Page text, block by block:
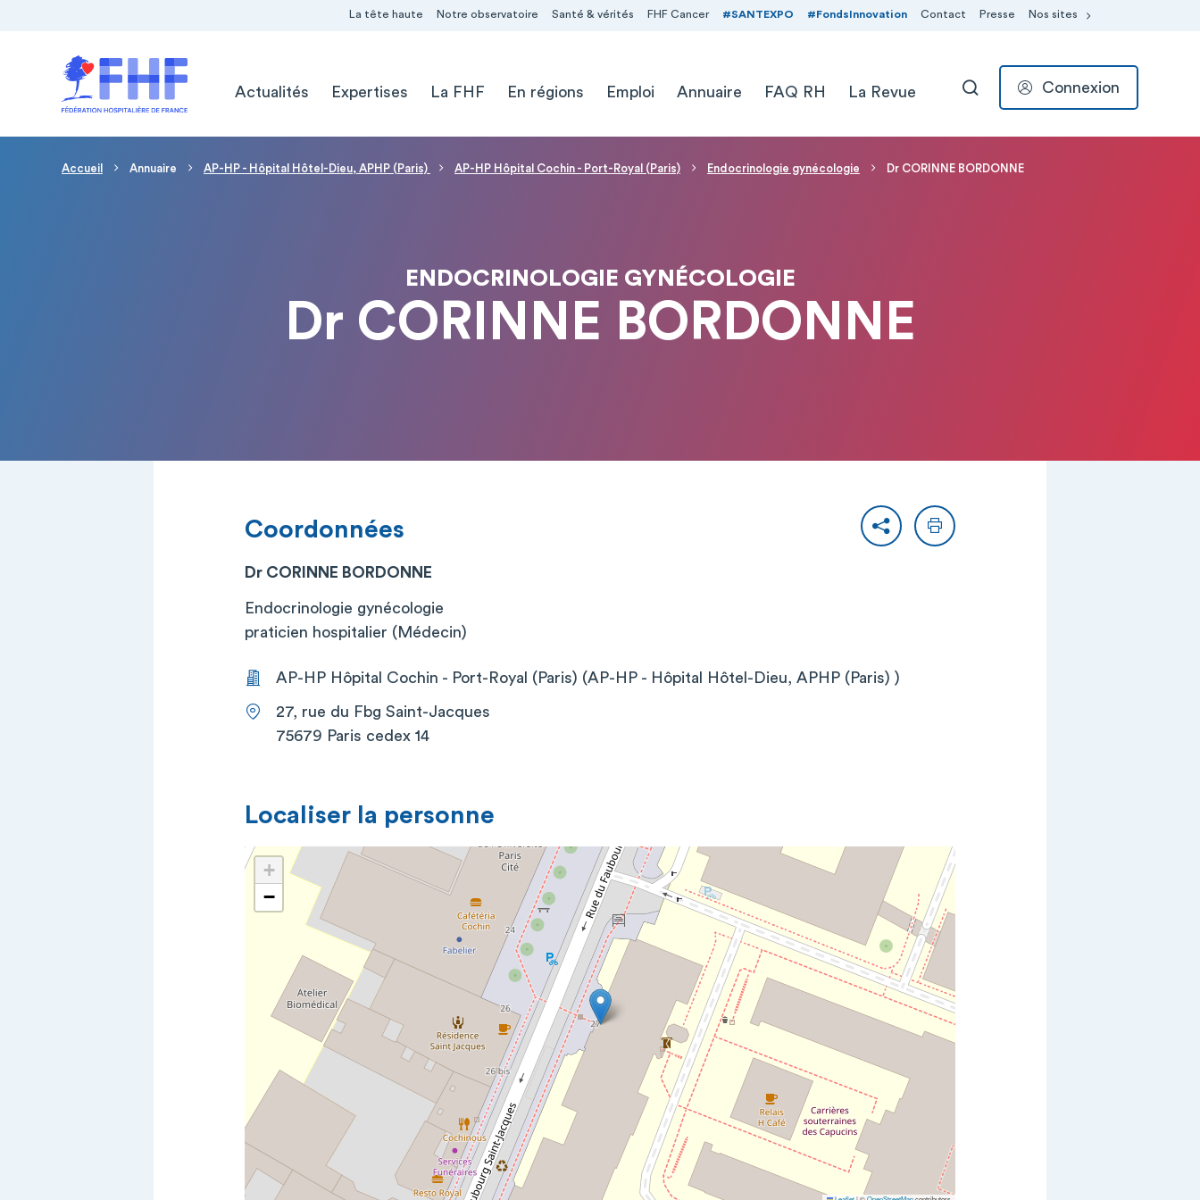
La tête haute Notre observatoire Santé & vérités FHF Cancer #SANTEXPO #FondsInnovation Contact Presse Nos sites
Actualités
Expertises La FHF En régions Emploi Annuaire FAQ RH La Revue RECHERCHER
Connexion
Fil d'Ariane
Accueil Annuaire AP-HP - Hôpital Hôtel-Dieu, APHP (Paris) AP-HP Hôpital Cochin - Port-Royal (Paris) Endocrinologie gynécologie Dr CORINNE BORDONNE
ENDOCRINOLOGIE GYNÉCOLOGIE
Dr CORINNE BORDONNE
PartagerImprimer
Coordonnées
Dr CORINNE BORDONNE
Endocrinologie gynécologie
praticien hospitalier (Médecin)
AP-HP Hôpital Cochin - Port-Royal (Paris) (AP-HP - Hôpital Hôtel-Dieu, APHP (Paris) )
27, rue du Fbg Saint-Jacques
75679 Paris cedex 14
Localiser la personne
+
−